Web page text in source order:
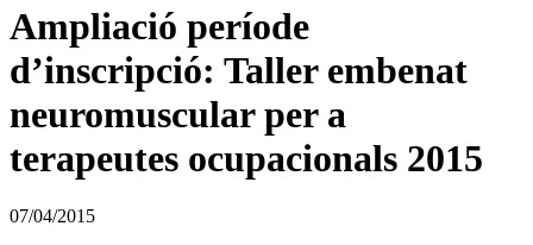
Ampliació període
d’inscripció: Taller embenat
neuromuscular per a
terapeutes ocupacionals 2015
07/04/2015